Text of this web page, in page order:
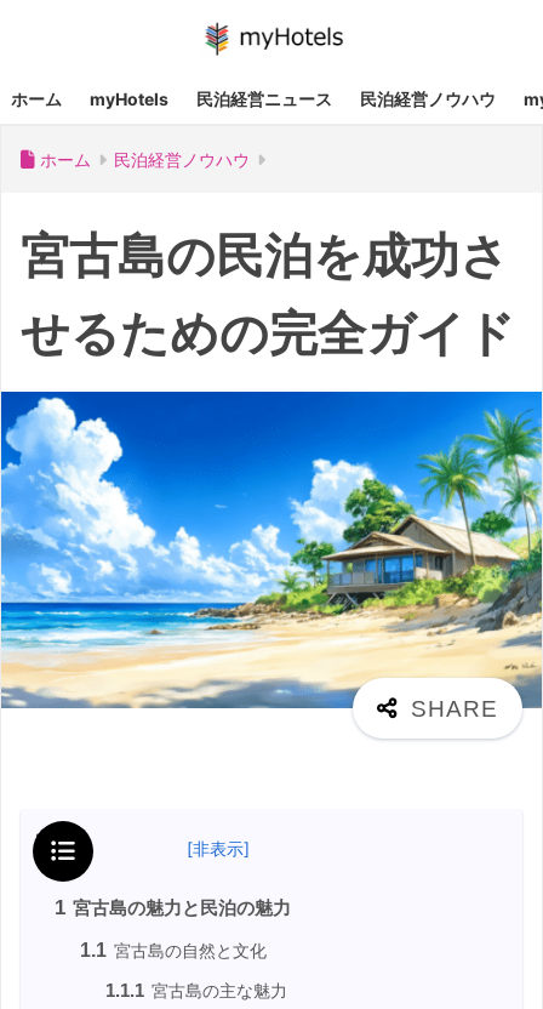
ホーム myHotels 民泊経営ニュース 民泊経営ノウハウ
ホーム 民泊経営ノウハウ
宮古島の民泊を成功さ
せるための完全ガイド
目次 [非表示]
1 宮古島の魅力と民泊の魅力
1.1 宮古島の自然と文化
1.1.1 宮古島の主な魅力